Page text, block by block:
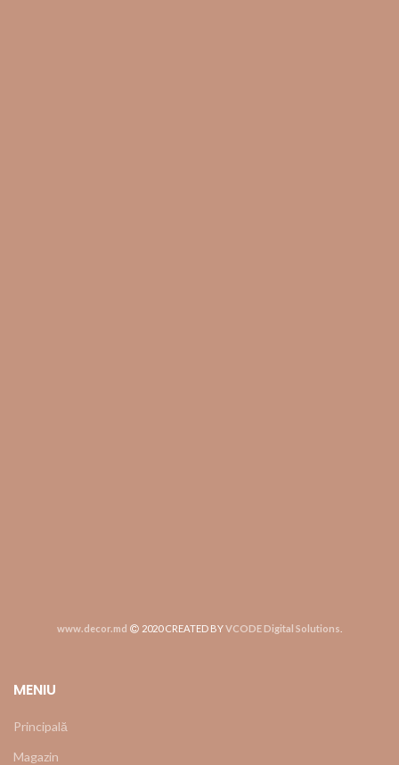
www.decor.md 2020 CREATED BYVCODE Digital Solutions
MENIU
Principală
Magazin